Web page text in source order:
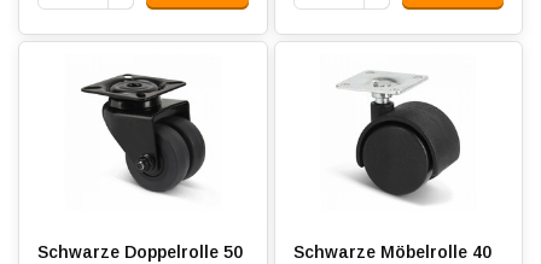
Schwarze Doppelrolle 50
Schwarze Möbelrolle 40